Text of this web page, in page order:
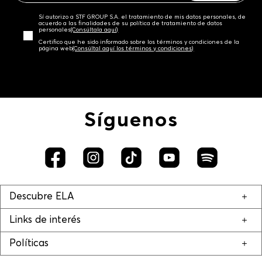
Sí autorizo a STF GROUP S.A. el tratamiento de mis datos personales, de
acuerdo a las finalidades de su política de tratamiento de datos
personales‎(Consúltala aquí)
Certifico que he sido informado sobre los términos y condiciones de la
página web‎(Consúltal aquí los términos y condiciones)
Síguenos
Descubre ELA
Links de interés
Políticas